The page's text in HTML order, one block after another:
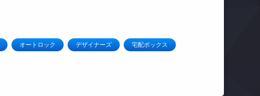
オートロック デザイナーズ 宅配ボックス